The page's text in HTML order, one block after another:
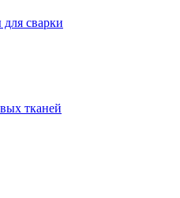
сварки
тканей